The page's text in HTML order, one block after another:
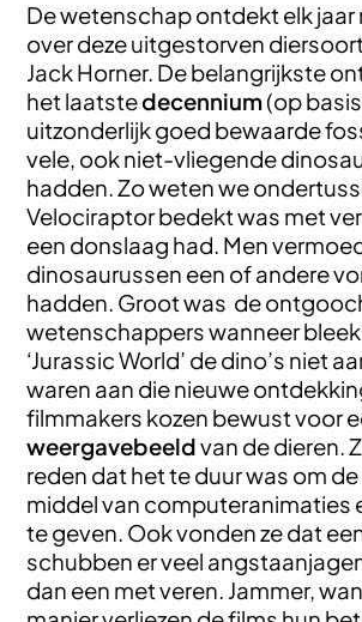
De wetenschap ontdekt elk jaar
over deze uitgestorven
Jack Horner. De belangrijkste
het laatstedecennium(op
uitzonderlijk goed bewaarde
vele, ook niet-vliegende
hadden. Zo weten we
Velociraptor bedekt was met
een donslaag had. Men
dinosaurussen een of andere
hadden. Groot was de
wetenschappers wanneer
‘Jurassic World’ de dino’s niet
waren aan die nieuwe
filmmakers kozen bewust voor
weergavebeeldvan de dieren.
reden dat het te duur was om
middel van computeranimaties
te geven. Ook vonden ze dat
schubben er veel
dan een met veren. Jammer,